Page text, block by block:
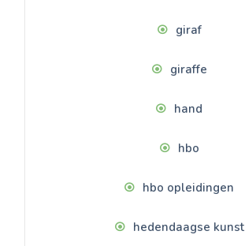
giraf
giraffe
hand
hbo
hbo opleidingen
hedendaagse kunst